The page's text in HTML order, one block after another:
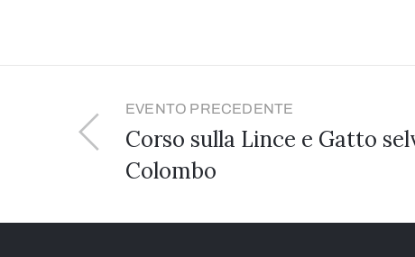
EVENTO PRECEDENTE
Corso sulla Lince e Gatto
Colombo